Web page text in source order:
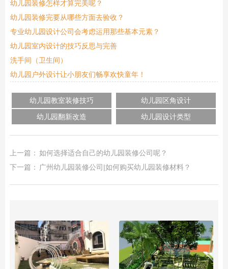
幼儿园装修怎样才算完美呢？
幼儿园装修完要从哪些方面去验收？
专业幼儿园设计公司会考虑运用那些基本元素？
幼儿园室内设计的技巧反思与完善
洗手间（卫生间）
幼儿园户外设计让小朋友们畅享欢快童年！
幼儿园教室装修技巧
幼儿园区角设计
幼儿园翻新改造
幼儿园设计类型
上一篇： 如何选择适合自己的幼儿园装修公司呢？
下一篇： 广州幼儿园装修公司|如何购买幼儿园装修材料？